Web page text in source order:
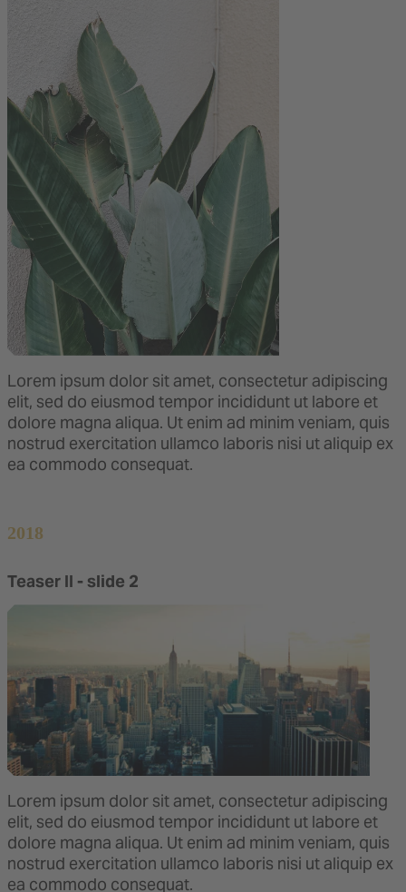
Lorem ipsum dolor sit amet, consectetur adipiscing
elit, sed do eiusmod tempor incididunt ut labore et
dolore magna aliqua. Ut enim ad minim veniam, quis
nostrud exercitation ullamco laboris nisi ut aliquip ex
ea commodo consequat.
2018
Teaser II - slide 2
Lorem ipsum dolor sit amet, consectetur adipiscing
elit, sed do eiusmod tempor incididunt ut labore et
dolore magna aliqua. Ut enim ad minim veniam, quis
nostrud exercitation ullamco laboris nisi ut aliquip ex
ea commodo consequat.